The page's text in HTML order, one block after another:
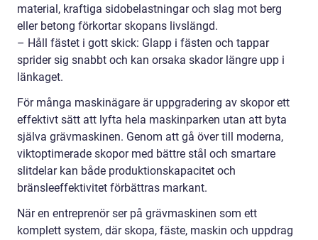
material, kraftiga sidobelastningar och slag mot berg
eller betong förkortar skopans livslängd.
– Håll fästet i gott skick: Glapp i fästen och tappar
sprider sig snabbt och kan orsaka skador längre upp i
länkaget.
För många maskinägare är uppgradering av skopor ett
effektivt sätt att lyfta hela maskinparken utan att byta
själva grävmaskinen. Genom att gå över till moderna,
viktoptimerade skopor med bättre stål och smartare
slitdelar kan både produktionskapacitet och
bränsleeffektivitet förbättras markant.
När en entreprenör ser på grävmaskinen som ett
komplett system, där skopa, fäste, maskin och uppdrag